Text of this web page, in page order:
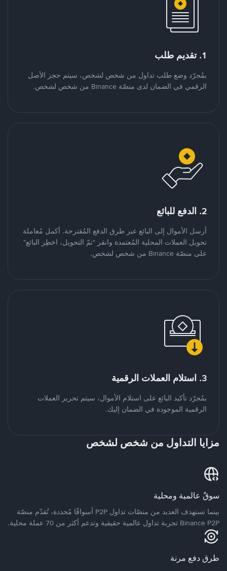
1. تقديم طلب
بمُجرّد وضع طلب تداول من شخص لشخص، سيتم حجز الأصل
الرقمي في الضمان لدى منصّة Binance من شخص لشخص.
2. الدفع للبائع
أرسل الأموال إلى البائع عبر طرق الدفع المُقترحة. أكمل مُعاملة
تحويل العملات المحلية المُعتمدة وانقر "تمّ التحويل، اخطِر البائع"
على منصّة Binance من شخص لشخص.
3. استلام العملات الرقمية
بمُجرّد تأكيد البائع على استلام الأموال، سيتم تحرير العملات
الرقمية الموجودة في الضمان إليك.
مزايا التداول من شخص لشخص
سوقٌ عالمية ومحلية
بينما تستهدف العديد من منصّات تداول P2P أسواقًا مُحددة، تُقدّم منصّة
Binance P2P تجربة تداول عالمية حقيقية وتدعم أكثر من 70 عملة محلية.
طرق دفع مرنة